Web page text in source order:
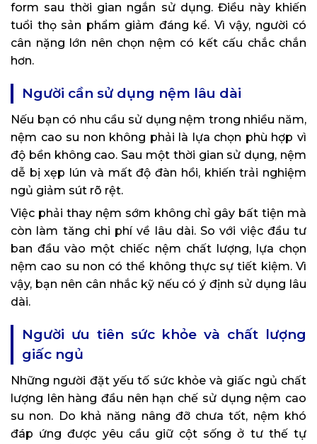
form sau thời gian ngắn sử dụng. Điều này khiến
tuổi thọ sản phẩm giảm đáng kể. Vì vậy, người có
cân nặng lớn nên chọn nệm có kết cấu chắc chắn
hơn.
Người cần sử dụng nệm lâu dài
Nếu bạn có nhu cầu sử dụng nệm trong nhiều năm,
nệm cao su non không phải là lựa chọn phù hợp vì
độ bền không cao. Sau một thời gian sử dụng, nệm
dễ bị xẹp lún và mất độ đàn hồi, khiến trải nghiệm
ngủ giảm sút rõ rệt.
Việc phải thay nệm sớm không chỉ gây bất tiện mà
còn làm tăng chi phí về lâu dài. So với việc đầu tư
ban đầu vào một chiếc nệm chất lượng, lựa chọn
nệm cao su non có thể không thực sự tiết kiệm. Vì
vậy, bạn nên cân nhắc kỹ nếu có ý định sử dụng lâu
dài.
Người ưu tiên sức khỏe và chất lượng
giấc ngủ
Những người đặt yếu tố sức khỏe và giấc ngủ chất
lượng lên hàng đầu nên hạn chế sử dụng nệm cao
su non. Do khả năng nâng đỡ chưa tốt, nệm khó
đáp ứng được yêu cầu giữ cột sống ở tư thế tự